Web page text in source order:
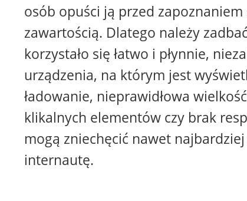
osób opuści ją przed zapoznaniem
zawartością. Dlatego należy
korzystało się łatwo i płynnie,
urządzenia, na którym jest
ładowanie, nieprawidłowa
klikalnych elementów czy brak
mogą zniechęcić nawet
internautę.